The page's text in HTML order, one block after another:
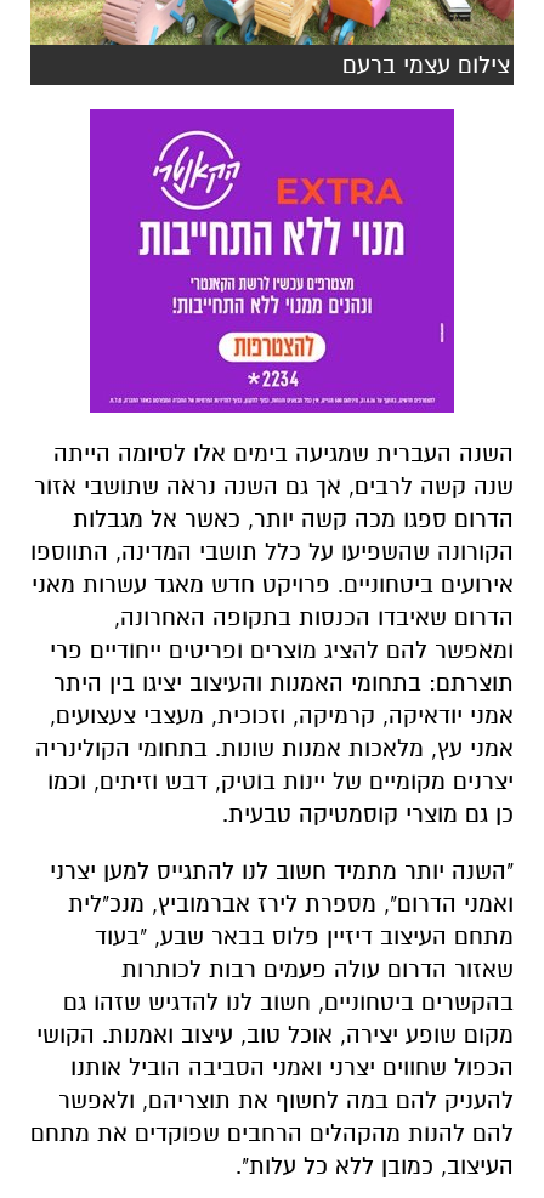
צילום עצמי ברעם
השנה העברית שמגיעה בימים אלו לסיומה הייתה
שנה קשה לרבים, אך גם השנה נראה שתושבי אזור
הדרום ספגו מכה קשה יותר, כאשר אל מגבלות
הקורונה שהשפיעו על כלל תושבי המדינה, התווספו
אירועים ביטחוניים. פרויקט חדש מאגד עשרות מאני
הדרום שאיבדו הכנסות בתקופה האחרונה,
ומאפשר להם להציג מוצרים ופריטים ייחודיים פרי
תוצרתם: בתחומי האמנות והעיצוב יציגו בין היתר
אמני יודאיקה, קרמיקה, וזכוכית, מעצבי צעצועים,
אמני עץ, מלאכות אמנות שונות. בתחומי הקולינריה
יצרנים מקומיים של יינות בוטיק, דבש וזיתים, וכמו
כן גם מוצרי קוסמטיקה טבעית.
"השנה יותר מתמיד חשוב לנו להתגייס למען יצרני
ואמני הדרום", מספרת לירז אברמוביץ, מנכ"לית
מתחם העיצוב דיזיין פלוס בבאר שבע, "בעוד
שאזור הדרום עולה פעמים רבות לכותרות
בהקשרים ביטחוניים, חשוב לנו להדגיש שזהו גם
מקום שופע יצירה, אוכל טוב, עיצוב ואמנות. הקושי
הכפול שחווים יצרני ואמני הסביבה הוביל אותנו
להעניק להם במה לחשוף את תוצריהם, ולאפשר
להם להנות מהקהלים הרחבים שפוקדים את מתחם
העיצוב, כמובן ללא כל עלות".